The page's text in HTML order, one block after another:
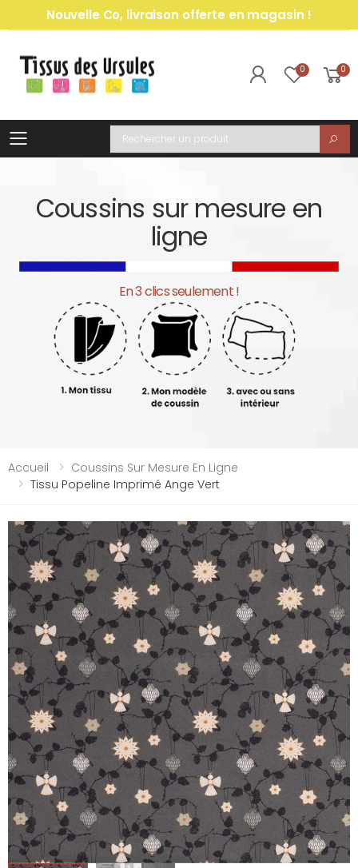
Nouvelle Co, livraison offerte en magasin !
0 0
Toggle mobile menu
Recherche
Coussins sur mesure en
ligne
En 3 clics seulement !
Accueil
Coussins Sur Mesure En Ligne
Tissu Popeline Imprimé Ange Vert